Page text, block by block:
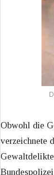
Obwohl die
verzeichnete